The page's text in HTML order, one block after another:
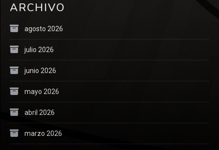
ARCHIVO
agosto 2026
julio 2026
junio 2026
mayo 2026
abril 2026
marzo 2026